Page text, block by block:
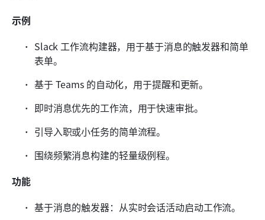
示例
Slack 工作流构建器，用于基于消息的触发器和简单
表单。
基于 Teams 的自动化，用于提醒和更新。
即时消息优先的工作流，用于快速审批。
引导入职或小任务的简单流程。
围绕频繁消息构建的轻量级例程。
功能
基于消息的触发器：从实时会话活动启动工作流。